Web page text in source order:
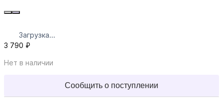
Загрузка...
3 790 ₽
Нет в наличии
Сообщить о поступлении